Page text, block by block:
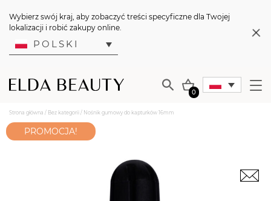
Wybierz swój kraj, aby zobaczyć treści specyficzne dla Twojej
lokalizacji i robić zakupy online.
POLSKI
0
Strona główna / Bez kategorii / Nośnik gumowy do kapturków 16mm
PROMOCJA!